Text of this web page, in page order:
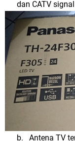
dan CATV
b.
Antena TV